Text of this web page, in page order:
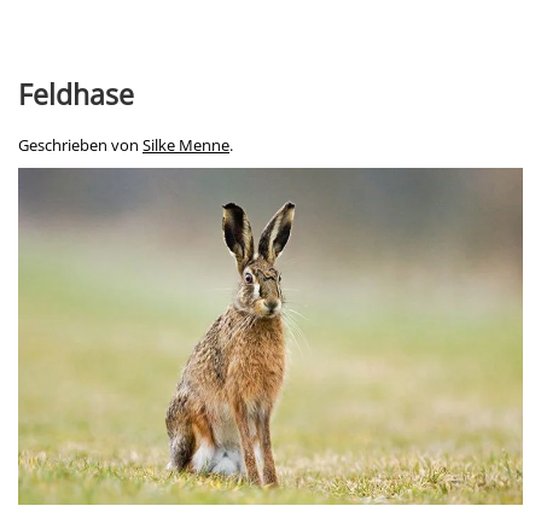
Feldhase
Geschrieben von Silke Menne.